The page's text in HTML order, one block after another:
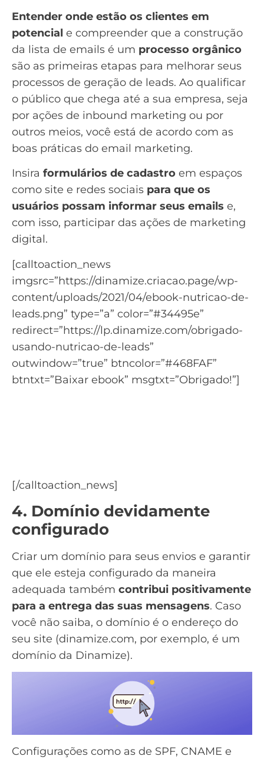
Entender onde estão os clientes em
potencial e compreender que a construção
da lista de emails é um processo orgânico
são as primeiras etapas para melhorar seus
processos de geração de leads. Ao qualificar
o público que chega até a sua empresa, seja
por ações de inbound marketing ou por
outros meios, você está de acordo com as
boas práticas do email marketing.
Insira formulários de cadastro em espaços
como site e redes sociais para que os
usuários possam informar seus emails e,
com isso, participar das ações de marketing
digital.
[calltoaction_news
imgsrc=”https://dinamize.criacao.page/wp-
content/uploads/2021/04/ebook-nutricao-de-
leads.png” type=”a” color=”#34495e”
redirect=”https://lp.dinamize.com/obrigado-
usando-nutricao-de-leads”
outwindow=”true” btncolor=”#468FAF”
btntxt=”Baixar ebook” msgtxt=”Obrigado!”]
[/calltoaction_news]
4. Domínio devidamente
configurado
Criar um domínio para seus envios e garantir
que ele esteja configurado da maneira
adequada também contribui positivamente
para a entrega das suas mensagens. Caso
você não saiba, o domínio é o endereço do
seu site (dinamize.com, por exemplo, é um
domínio da Dinamize).
Configurações como as de SPF, CNAME e